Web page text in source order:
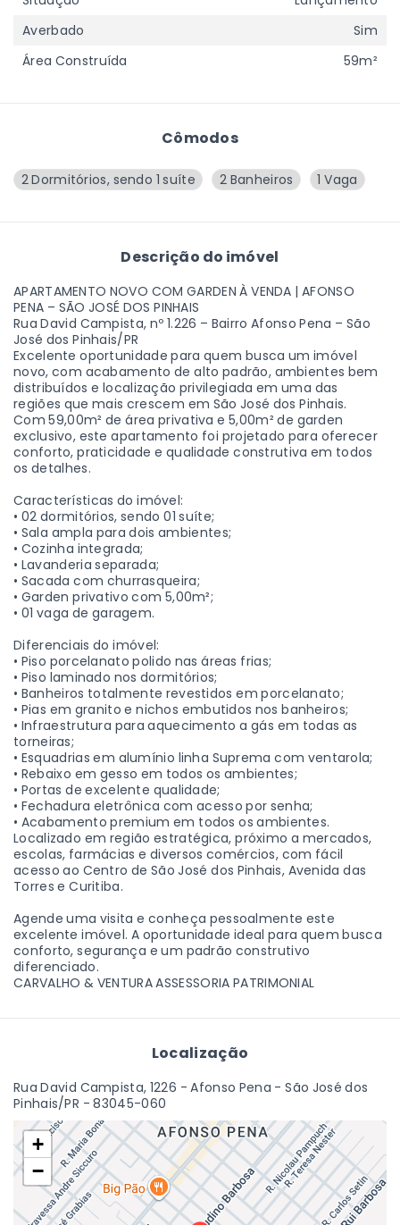
Cômodos
2 Dormitórios, sendo 1 suíte 2 Banheiros 1 Vaga
Descrição do imóvel
APARTAMENTO NOVO COM GARDEN À VENDA | AFONSO
PENA – SÃO JOSÉ DOS PINHAIS
Rua David Campista, nº 1.226 – Bairro Afonso Pena – São
José dos Pinhais/PR
Excelente oportunidade para quem busca um imóvel
novo, com acabamento de alto padrão, ambientes bem
distribuídos e localização privilegiada em uma das
regiões que mais crescem em São José dos Pinhais.
Com 59,00m² de área privativa e 5,00m² de garden
exclusivo, este apartamento foi projetado para oferecer
conforto, praticidade e qualidade construtiva em todos
os detalhes.
Características do imóvel:
• 02 dormitórios, sendo 01 suíte;
• Sala ampla para dois ambientes;
• Cozinha integrada;
• Lavanderia separada;
• Sacada com churrasqueira;
• Garden privativo com 5,00m²;
• 01 vaga de garagem.
Diferenciais do imóvel:
• Piso porcelanato polido nas áreas frias;
• Piso laminado nos dormitórios;
• Banheiros totalmente revestidos em porcelanato;
• Pias em granito e nichos embutidos nos banheiros;
• Infraestrutura para aquecimento a gás em todas as
torneiras;
• Esquadrias em alumínio linha Suprema com ventarola;
• Rebaixo em gesso em todos os ambientes;
• Portas de excelente qualidade;
• Fechadura eletrônica com acesso por senha;
• Acabamento premium em todos os ambientes.
Localizado em região estratégica, próximo a mercados,
escolas, farmácias e diversos comércios, com fácil
acesso ao Centro de São José dos Pinhais, Avenida das
Torres e Curitiba.
Agende uma visita e conheça pessoalmente este
excelente imóvel. A oportunidade ideal para quem busca
conforto, segurança e um padrão construtivo
diferenciado.
CARVALHO & VENTURA ASSESSORIA PATRIMONIAL
Localização
Rua David Campista, 1226 - Afonso Pena - São José dos
Pinhais/PR - 83045-060
+
−
Averbado
Sim
Área Construída
59m²